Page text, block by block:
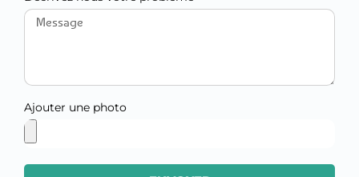
Ajouter une photo